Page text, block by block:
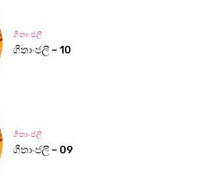
ගීතාංජලී
ගීතාංජලී – 10
ගීතාංජලී
ගීතාංජලී – 09